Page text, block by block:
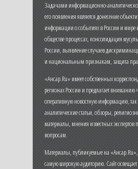
Задачами информационно-
его появления является донесение
информации о событиях в России и мире
обществе процессах, консолидация
России, выявление случаев
и национальным признакам, защита
«Ансар.Ru» имеет собственных
регионах России и предлагает вниманию
оперативную новостную информацию,
аналитические статьи, обзоры,
материалы, мнения известных
вопросам.
Материалы, публикуемые на
самую широкую аудиторию. Сайт освещает